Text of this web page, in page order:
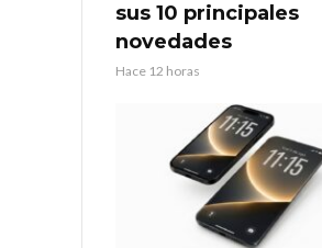
sus 10 principales
novedades
Hace 12 horas